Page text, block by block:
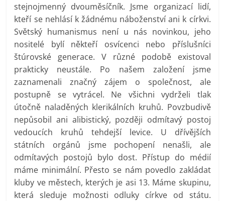
stejnojmenný dvouměsíčník. Jsme organizací lidí,
kteří se nehlásí k žádnému náboženství ani k církvi.
Světský humanismus není u nás novinkou, jeho
nositelé bylí někteří osvícenci nebo příslušníci
štúrovské generace. V různé podobě existoval
prakticky neustále. Po našem založení jsme
zaznamenali značný zájem o společnost, ale
postupně se vytrácel. Ne všichni vydrželi tlak
útočně naladěných klerikálních kruhů. Povzbudivě
nepůsobil ani alibistický, později odmítavý postoj
vedoucích kruhů tehdejší levice. U dřívějších
státních orgánů jsme pochopení nenašli, ale
odmítavých postojů bylo dost. Přístup do médií
máme minimální. Přesto se nám povedlo zakládat
kluby ve městech, kterých je asi 13. Máme skupinu,
která sleduje možnosti odluky církve od státu.